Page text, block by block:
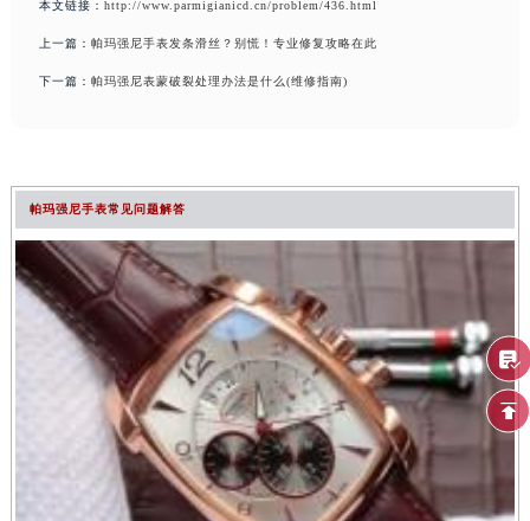
本文链接： http://www.parmigianicd.cn/problem/436.html
上一篇： 帕玛强尼手表发条滑丝？别慌！专业修复攻略在此
下一篇： 帕玛强尼表蒙破裂处理办法是什么(维修指南)
帕玛强尼手表常见问题解答